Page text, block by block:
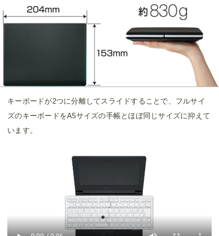
キーボードが2つに分離してスライドすることで、フルサイ
ズのキーボードをA5サイズの手帳とほぼ同じサイズに抑えて
います。